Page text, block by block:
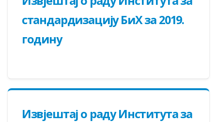
стандардизацију БиХ за 2019.
годину
Извјештај о раду Института за